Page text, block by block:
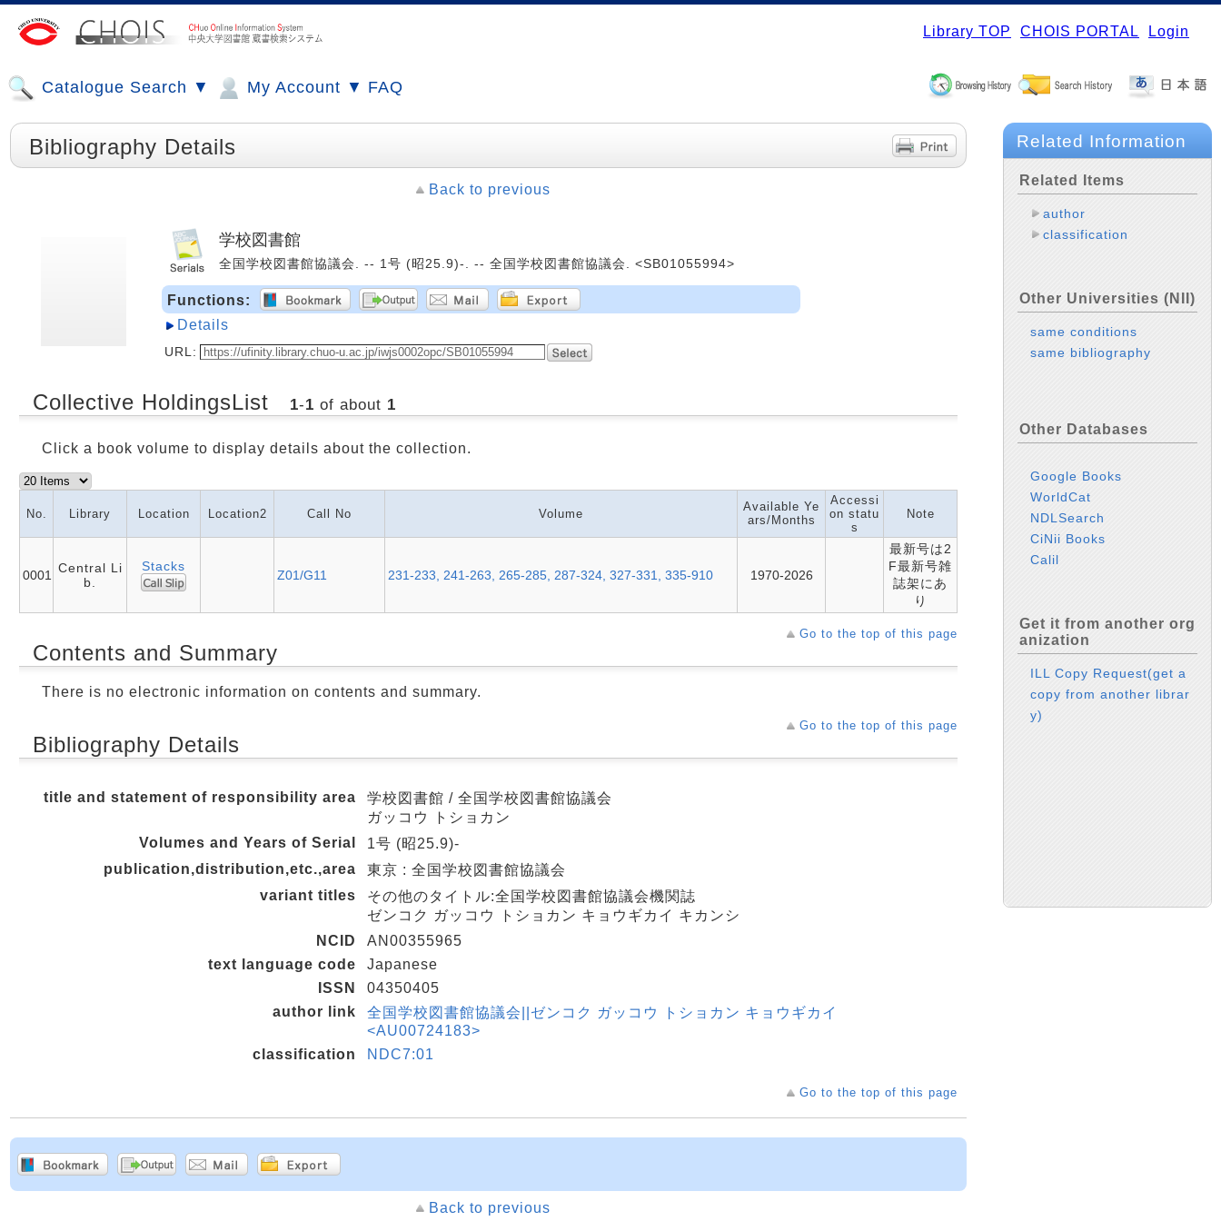
Library TOP CHOIS PORTAL Login
Catalogue Search ▼ My Account ▼ FAQ
Bibliography Details
Back to previous
学校図書館
全国学校図書館協議会. -- 1号 (昭25.9)-. -- 全国学校図書館協議会. <SB01055994>
Functions:
Details
URL:
Collective HoldingsList 1-1 of about 1
Click a book volume to display details about the collection.
No. Library Location Location2 Call No Volume
Available Ye
ars/Months
Accessi
on statu
s
Note
0001
Central Li
b.
Stacks
Z01/G11 231-233, 241-263, 265-285, 287-324, 327-331, 335-910 1970-2026
最新号は2
F最新号雑
誌架にあ
り
Go to the top of this page
Contents and Summary
There is no electronic information on contents and summary.
Go to the top of this page
Bibliography Details
title and statement of responsibility area
学校図書館 / 全国学校図書館協議会
ガッコウ トショカン
Volumes and Years of Serial
1号 (昭25.9)-
publication,distribution,etc.,area
東京 : 全国学校図書館協議会
variant titles
その他のタイトル:全国学校図書館協議会機関誌
ゼンコク ガッコウ トショカン キョウギカイ キカンシ
NCID
AN00355965
text language code
Japanese
ISSN
04350405
author link
全国学校図書館協議会||ゼンコク ガッコウ トショカン キョウギカイ
<AU00724183>
classification
NDC7:01
Go to the top of this page
Back to previous
Related Information
Related Items
author
classification
Other Universities (NII)
same conditions
same bibliography
Other Databases
Google Books
WorldCat
NDLSearch
CiNii Books
Calil
Get it from another org
anization
ILL Copy Request(get a
copy from another librar
y)